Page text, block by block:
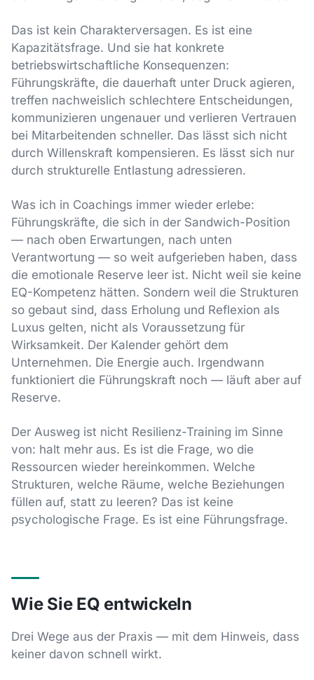
Das ist kein Charakterversagen. Es ist eine
Kapazitätsfrage. Und sie hat konkrete
betriebswirtschaftliche Konsequenzen:
Führungskräfte, die dauerhaft unter Druck agieren,
treffen nachweislich schlechtere Entscheidungen,
kommunizieren ungenauer und verlieren Vertrauen
bei Mitarbeitenden schneller. Das lässt sich nicht
durch Willenskraft kompensieren. Es lässt sich nur
durch strukturelle Entlastung adressieren.
Was ich in Coachings immer wieder erlebe:
Führungskräfte, die sich in der Sandwich-Position
— nach oben Erwartungen, nach unten
Verantwortung — so weit aufgerieben haben, dass
die emotionale Reserve leer ist. Nicht weil sie keine
EQ-Kompetenz hätten. Sondern weil die Strukturen
so gebaut sind, dass Erholung und Reflexion als
Luxus gelten, nicht als Voraussetzung für
Wirksamkeit. Der Kalender gehört dem
Unternehmen. Die Energie auch. Irgendwann
funktioniert die Führungskraft noch — läuft aber auf
Reserve.
Der Ausweg ist nicht Resilienz-Training im Sinne
von: halt mehr aus. Es ist die Frage, wo die
Ressourcen wieder hereinkommen. Welche
Strukturen, welche Räume, welche Beziehungen
füllen auf, statt zu leeren? Das ist keine
psychologische Frage. Es ist eine Führungsfrage.
Wie Sie EQ entwickeln
Drei Wege aus der Praxis — mit dem Hinweis, dass
keiner davon schnell wirkt.